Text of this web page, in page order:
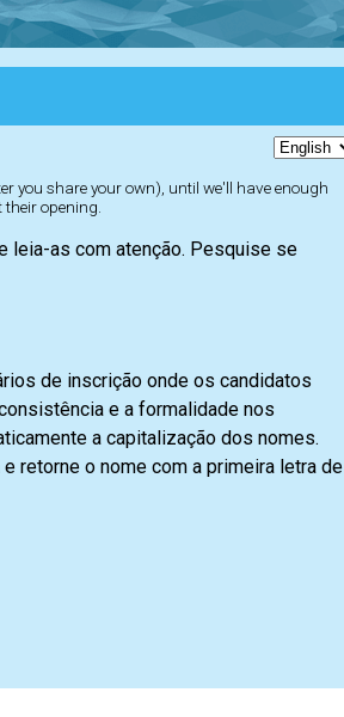
you share your own), until we'll have enough
their opening.
leia-as com atenção. Pesquise se
de inscrição onde os candidatos
e a formalidade nos
a capitalização dos nomes.
retorne o nome com a primeira letra de